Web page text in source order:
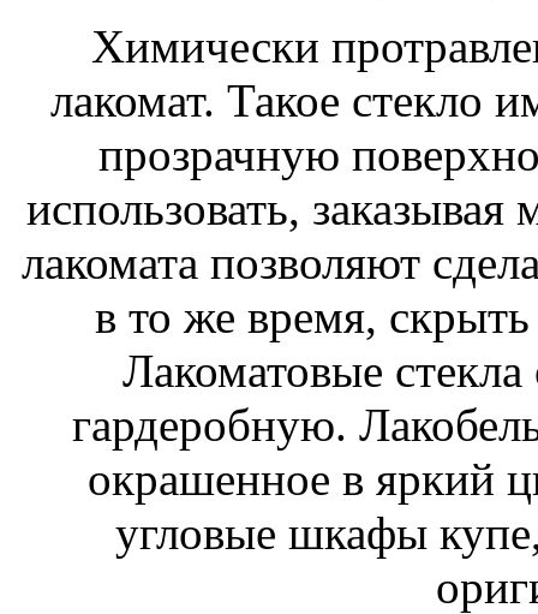
Химически
лакомат. Такое стекло
прозрачную
использовать,
лакомата позволяют
в то же время,
Лакоматовые
гардеробную.
окрашенное в яркий
угловые шкафы